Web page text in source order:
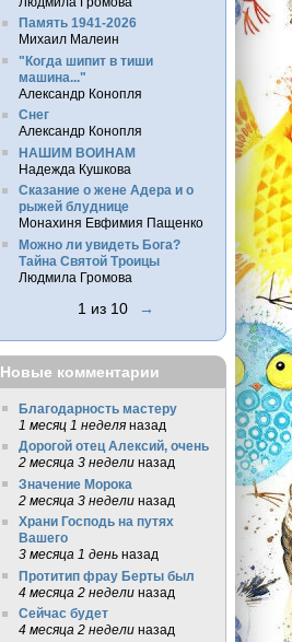
Память 1941-2026
Михаил Малеин
"Когда шипит в тиши
машина..."
Александр Конопля
Снег
Александр Конопля
НАШИМ ВОИНАМ
Надежда Кушкова
Сказание о жене Адера и о
рыжей блуднице
Монахиня Евфимия Пащенко
Можно ли увидеть Бога?
Тайна Святой Троицы
Людмила Громова
1 из 10 →
Новые комментарии
Благодарность мастеру
1 месяц 1 неделяназад
Дорогой отец Алексий, очень
2 месяца 3 неделиназад
Значение Морока
2 месяца 3 неделиназад
Храни Господь на путях
Вашего
3 месяца 1 деньназад
Протитип фрау Берты был
4 месяца 2 неделиназад
Сейчас будет
4 месяца 2 неделиназад